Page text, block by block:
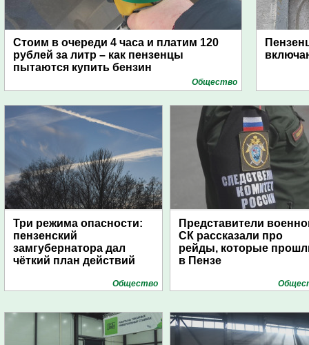
Стоим в очереди 4 часа и платим 120
рублей за литр – как пензенцы
пытаются купить бензин
Общество
Три режима опасности:
пензенский
замгубернатора дал
чёткий план действий
Общество
Представители
СК рассказали про
рейды, которые
в Пензе